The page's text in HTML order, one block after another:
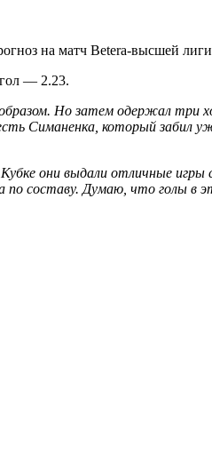
на матч Betera-высшей
— 2.23.
Но затем одержал три
Симаненка, который
они выдали отличные
по составу. Думаю, что голы